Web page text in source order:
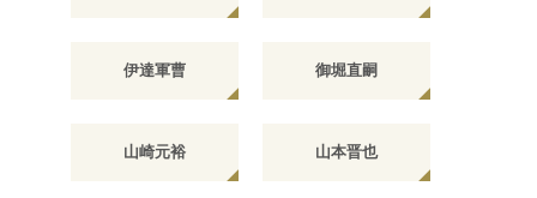
伊達軍曹 御堀直嗣
山崎元裕 山本晋也